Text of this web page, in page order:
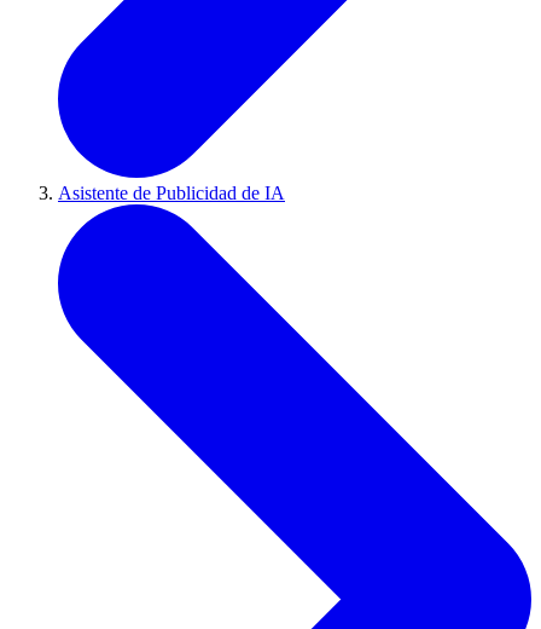
Asistente de Publicidad de IA